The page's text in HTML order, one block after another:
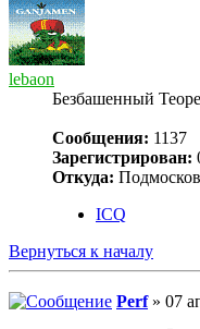
lebaon
Безбашенный
Сообщения: 1137
Зарегистрирован:
Откуда:
ICQ
Вернуться к началу
Perf» 07